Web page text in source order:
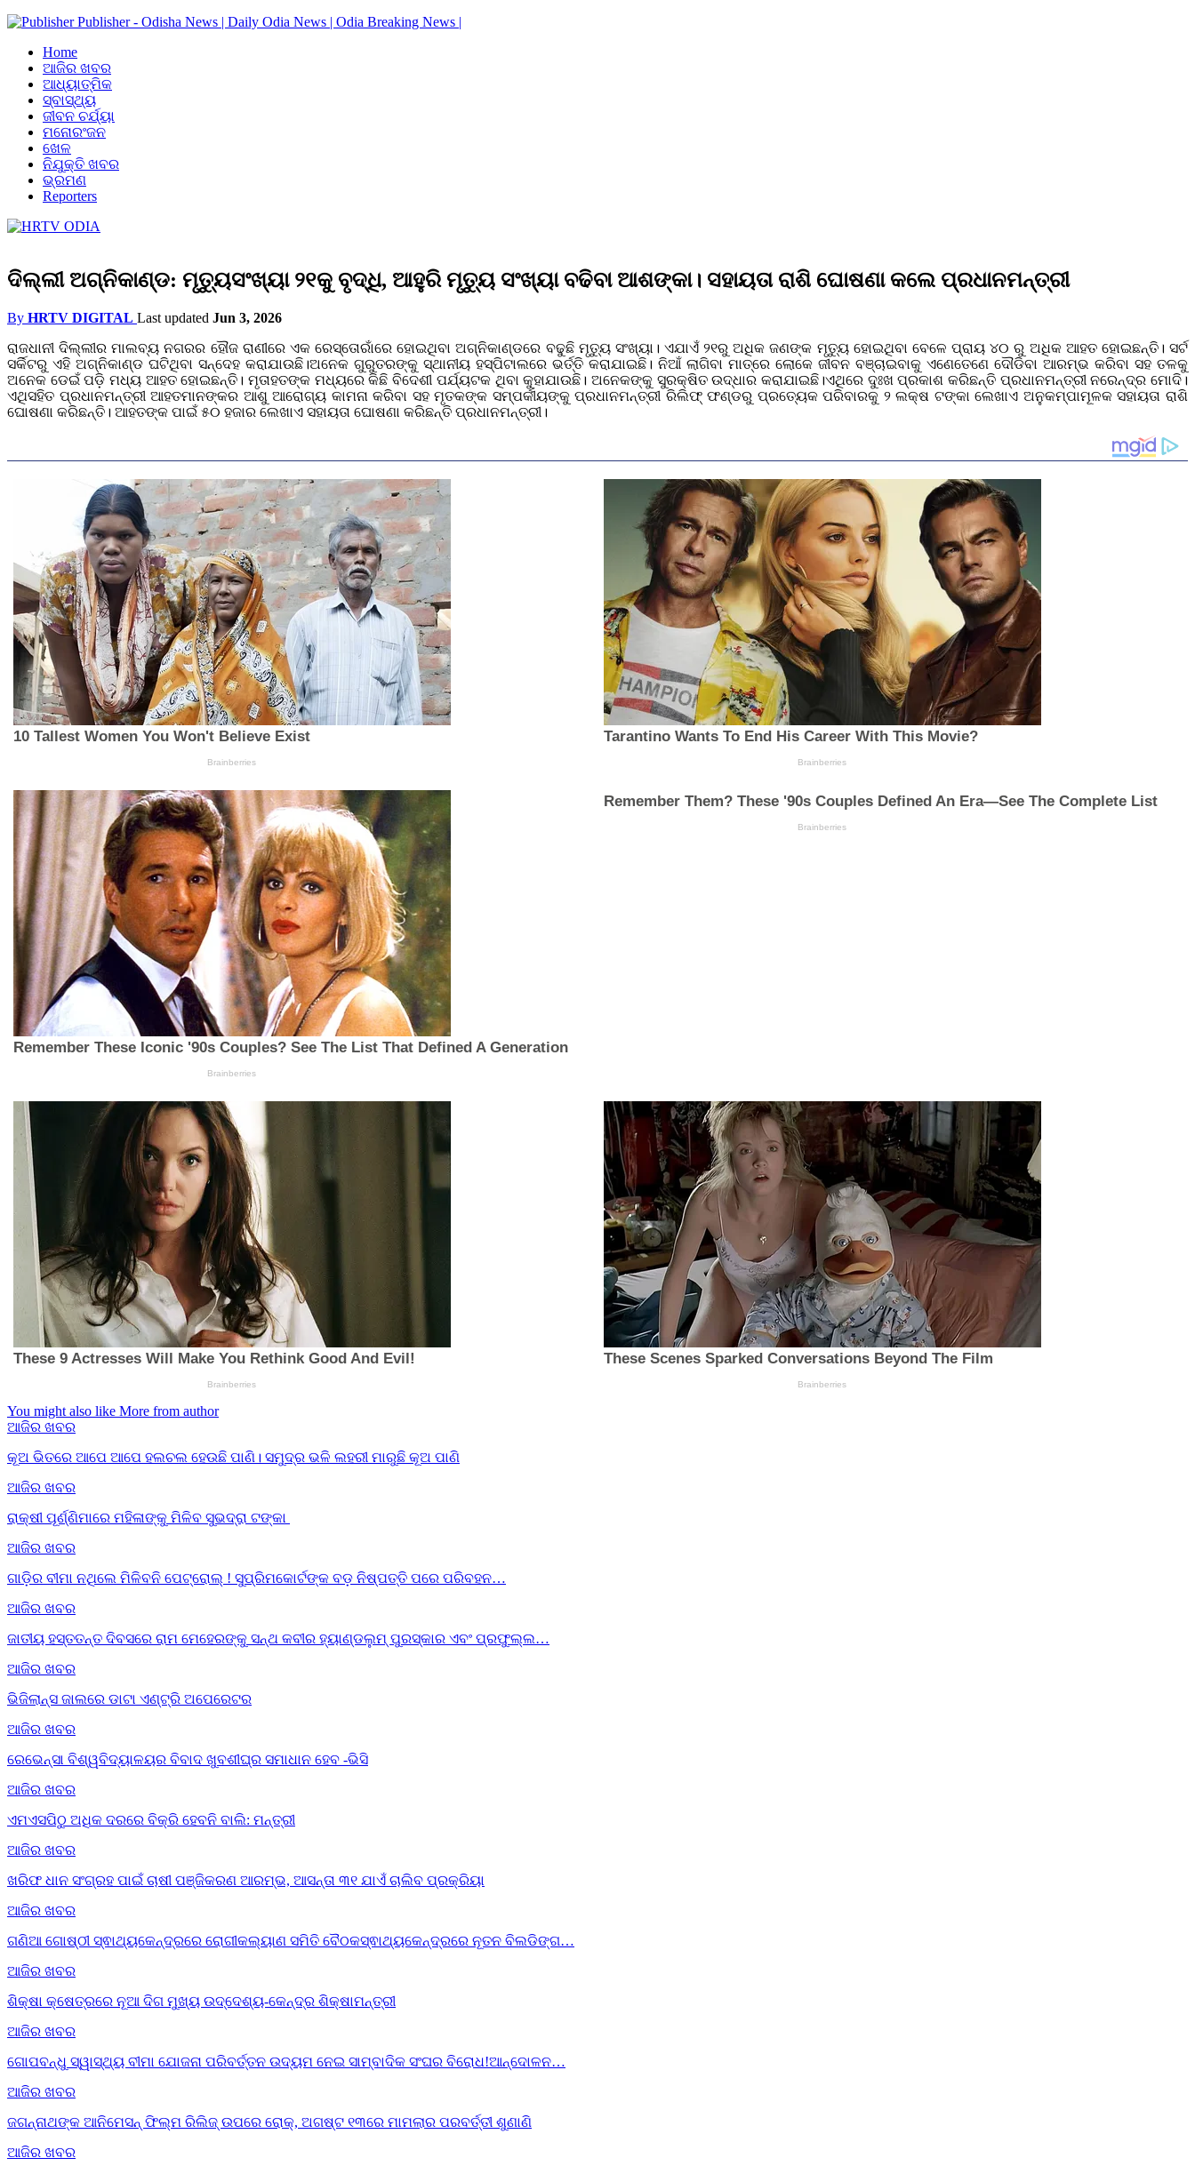
Publisher - Odisha News | Daily Odia News | Odia Breaking News |
Home
ଆଜିର ଖବର
ଆଧ୍ୟାତ୍ମିକ
ସ୍ବାସ୍ଥ୍ୟ
ଜୀବନ ଚର୍ଯ୍ୟା
ମନୋରଂଜନ
ଖେଳ
ନିଯୁକ୍ତି ଖବର
ଭ୍ରମଣ
Reporters
ଦିଲ୍ଲୀ ଅଗ୍ନିକାଣ୍ଡ: ମୃତ୍ୟୁସଂଖ୍ୟା ୨୧କୁ ବୃଦ୍ଧି, ଆହୁରି ମୃତ୍ୟୁ ସଂଖ୍ୟା ବଢିବା ଆଶଙ୍କା। ସହାୟତା ରାଶି ଘୋଷଣା କଲେ ପ୍ରଧାନମନ୍ତ୍ରୀ
By HRTV DIGITAL Last updated Jun 3, 2026
ରାଜଧାନୀ ଦିଲ୍ଲୀର ମାଲବ୍ୟ ନଗରର ହୌଜ ରାଣୀରେ ଏକ ରେସ୍ତୋରାଁରେ ହୋଇଥିବା ଅଗ୍ନିକାଣ୍ଡରେ ବଢୁଛି ମୃତ୍ୟୁ ସଂଖ୍ୟା। ଏଯାଏଁ ୨୧ରୁ ଅଧିକ ଜଣଙ୍କ ମୃତ୍ୟୁ ହୋଇଥିବା ବେଳେ ପ୍ରାୟ ୪୦ ରୁ ଅଧିକ ଆହତ ହୋଇଛନ୍ତି। ସର୍ଟ
ସର୍କିଟରୁ ଏହି ଅଗ୍ନିକାଣ୍ଡ ଘଟିଥିବା ସନ୍ଦେହ କରାଯାଉଛି।ଅନେକ ଗୁରୁତରଙ୍କୁ ସ୍ଥାନୀୟ ହସ୍ପିଟାଲରେ ଭର୍ତ୍ତି କରାଯାଇଛି। ନିଆଁ ଲାଗିବା ମାତ୍ରେ ଲୋକେ ଜୀବନ ବଞ୍ଚାଇବାକୁ ଏଣେତେଣେ ଦୌଡିବା ଆରମ୍ଭ କରିବା ସହ ତଳକୁ
ଅନେକ ଡେଇଁ ପଡ଼ି ମଧ୍ୟ ଆହତ ହୋଇଛନ୍ତି। ମୃତାହତଙ୍କ ମଧ୍ୟରେ କିଛି ବିଦେଶୀ ପର୍ଯ୍ୟଟକ ଥିବା କୁହାଯାଉଛି। ଅନେକଙ୍କୁ ସୁରକ୍ଷିତ ଉଦ୍ଧାର କରାଯାଇଛି।ଏଥିରେ ଦୁଃଖ ପ୍ରକାଶ କରିଛନ୍ତି ପ୍ରଧାନମନ୍ତ୍ରୀ ନରେନ୍ଦ୍ର ମୋଦି।
ଏଥିସହିତ ପ୍ରଧାନମନ୍ତ୍ରୀ ଆହତମାନଙ୍କର ଆଶୁ ଆରୋଗ୍ୟ କାମନା କରିବା ସହ ମୃତକଙ୍କ ସମ୍ପର୍କୀୟଙ୍କୁ ପ୍ରଧାନମନ୍ତ୍ରୀ ରିଲିଫ୍‌ ଫଣ୍ଡରୁ ପ୍ରତ୍ୟେକ ପରିବାରକୁ ୨ ଲକ୍ଷ ଟଙ୍କା ଲେଖାଏ ଅନୁକମ୍ପାମୂଳକ ସହାୟତା ରାଶି
ଘୋଷଣା କରିଛନ୍ତି। ଆହତଙ୍କ ପାଇଁ ୫୦ ହଜାର ଲେଖାଏ ସହାୟତା ଘୋଷଣା କରିଛନ୍ତି ପ୍ରଧାନମନ୍ତ୍ରୀ।
You might also like More from author
ଆଜିର ଖବର
କୂଅ ଭିତରେ ଆପେ ଆପେ ହଲଚଲ ହେଉଛି ପାଣି। ସମୁଦ୍ର ଭଳି ଲହରୀ ମାରୁଛି କୂଅ ପାଣି
ଆଜିର ଖବର
ରାକ୍ଷୀ ପୂର୍ଣ୍ଣିମାରେ ମହିଳାଙ୍କୁ ମିଳିବ ସୁଭଦ୍ରା ଟଙ୍କା
ଆଜିର ଖବର
ଗାଡ଼ିର ବୀମା ନଥିଲେ ମିଳିବନି ପେଟ୍ରୋଲ୍ ! ସୁପ୍ରିମକୋର୍ଟଙ୍କ ବଡ଼ ନିଷ୍ପତ୍ତି ପରେ ପରିବହନ…
ଆଜିର ଖବର
ଜାତୀୟ ହସ୍ତତନ୍ତ ଦିବସରେ ରାମ ମେହେରଙ୍କୁ ସନ୍ଥ କବୀର ହ୍ୟାଣ୍ଡଲୁମ୍ ପୁରସ୍କାର ଏବଂ ପ୍ରଫୁଲ୍ଲ…
ଆଜିର ଖବର
ଭିଜିଲାନ୍ସ ଜାଲରେ ଡାଟା ଏଣ୍ଟ୍ରି ଅପେରେଟର
ଆଜିର ଖବର
ରେଭେନ୍ସା ବିଶ୍ୱବିଦ୍ୟାଳୟର ବିବାଦ ଖୁବଶୀଘ୍ର ସମାଧାନ ହେବ -ଭିସି
ଆଜିର ଖବର
ଏମଏସପିଠୁ ଅଧିକ ଦରରେ ବିକ୍ରି ହେବନି ବାଲି: ମନ୍ତ୍ରୀ
ଆଜିର ଖବର
ଖରିଫ ଧାନ ସଂଗ୍ରହ ପାଇଁ ଚାଷୀ ପଞ୍ଜିକରଣ ଆରମ୍ଭ, ଆସନ୍ତା ୩୧ ଯାଏଁ ଚାଲିବ ପ୍ରକ୍ରିୟା
ଆଜିର ଖବର
ଗଣିଆ ଗୋଷ୍ଠୀ ସ୍ଵାଥ୍ୟକେନ୍ଦ୍ରରେ ରୋଗୀକଲ୍ୟାଣ ସମିତି ବୈଠକସ୍ଵାଥ୍ୟକେନ୍ଦ୍ରରେ ନୂତନ ବିଲଡିଙ୍ଗ…
ଆଜିର ଖବର
ଶିକ୍ଷା କ୍ଷେତ୍ରରେ ନୂଆ ଦିଗ ମୁଖ୍ୟ ଉଦ୍ଦେଶ୍ୟ-କେନ୍ଦ୍ର ଶିକ୍ଷାମନ୍ତ୍ରୀ
ଆଜିର ଖବର
ଗୋପବନ୍ଧୁ ସ୍ୱାସ୍ଥ୍ୟ ବୀମା ଯୋଜନା ପରିବର୍ତ୍ତନ ଉଦ୍ୟମ ନେଇ ସାମ୍ବାଦିକ ସଂଘର ବିରୋଧ!ଆନ୍ଦୋଳନ…
ଆଜିର ଖବର
ଜଗନ୍ନାଥଙ୍କ ଆନିମେସନ୍ ଫିଲ୍ମ ରିଲିଜ୍ ଉପରେ ରୋକ୍, ଅଗଷ୍ଟ ୧୩ରେ ମାମଲାର ପରବର୍ତ୍ତୀ ଶୁଣାଣି
ଆଜିର ଖବର